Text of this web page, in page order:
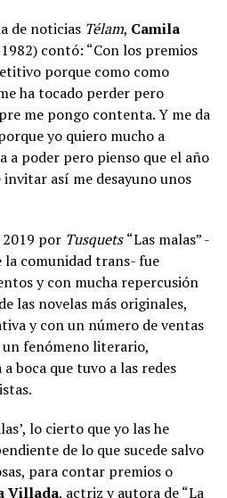
de noticias Télam, Camila
contó: “Con los premios
porque como como
ha tocado perder pero
me pongo contenta. Y me da
yo quiero mucho a
a poder pero pienso que el año
así me desayuno unos
2019 por Tusquets“Las malas” -
la comunidad trans- fue
y con mucha repercusión
las novelas más originales,
y con un número de ventas
fenómeno literario,
boca que tuvo a las redes
lo cierto que yo las he
de lo que sucede salvo
para contar premios o
Villada, actriz y autora de “La